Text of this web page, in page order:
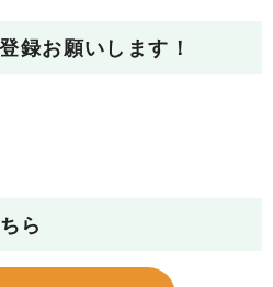
録お願いします！
ら